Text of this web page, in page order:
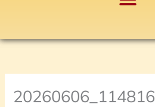
20260606_114816